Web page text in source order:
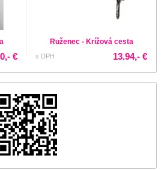
€
Ruženec - Krížová cesta
s DPH 13.94,- €